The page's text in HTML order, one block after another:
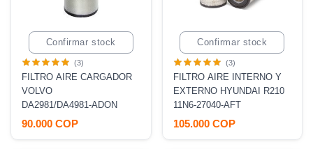
Confirmar stock
(3)
FILTRO AIRE CARGADOR
VOLVO
DA2981/DA4981-ADON
90.000 COP
Confirmar stock
(3)
FILTRO AIRE INTERNO Y
EXTERNO HYUNDAI R210
11N6-27040-AFT
105.000 COP